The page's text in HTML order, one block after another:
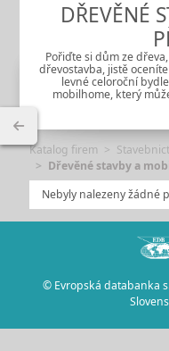
DŘEVĚNÉ
Pořiďte si dům ze
dřevostavba, jistě
levné celoroční
mobilhome, který
Katalog firem
Dřevěné stavby a
Nebyly nalezeny žádné
© Evropská databanka